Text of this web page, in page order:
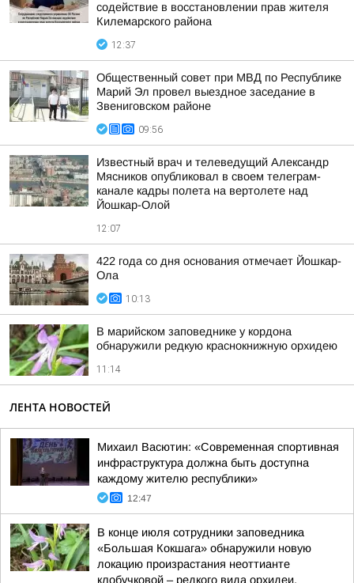
содействие в восстановлении прав жителя
Килемарского района
12:37
Общественный совет при МВД по Республике
Марий Эл провел выездное заседание в
Звениговском районе
09:56
Известный врач и телеведущий Александр
Мясников опубликовал в своем телеграм-
канале кадры полета на вертолете над
Йошкар-Олой
12:07
422 года со дня основания отмечает Йошкар-
Ола
10:13
В марийском заповеднике у кордона
обнаружили редкую краснокнижную орхидею
11:14
ЛЕНТА НОВОСТЕЙ
Михаил Васютин: «Современная спортивная
инфраструктура должна быть доступна
каждому жителю республики»
12:47
В конце июля сотрудники заповедника
«Большая Кокшага» обнаружили новую
локацию произрастания неоттианте
клобучковой – редкого вида орхидеи,